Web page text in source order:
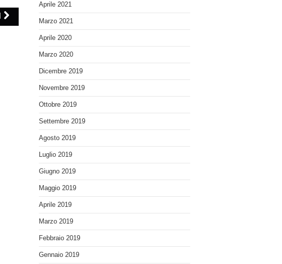
Aprile 2021
Marzo 2021
Aprile 2020
Marzo 2020
Dicembre 2019
Novembre 2019
Ottobre 2019
Settembre 2019
Agosto 2019
Luglio 2019
Giugno 2019
Maggio 2019
Aprile 2019
Marzo 2019
Febbraio 2019
Gennaio 2019